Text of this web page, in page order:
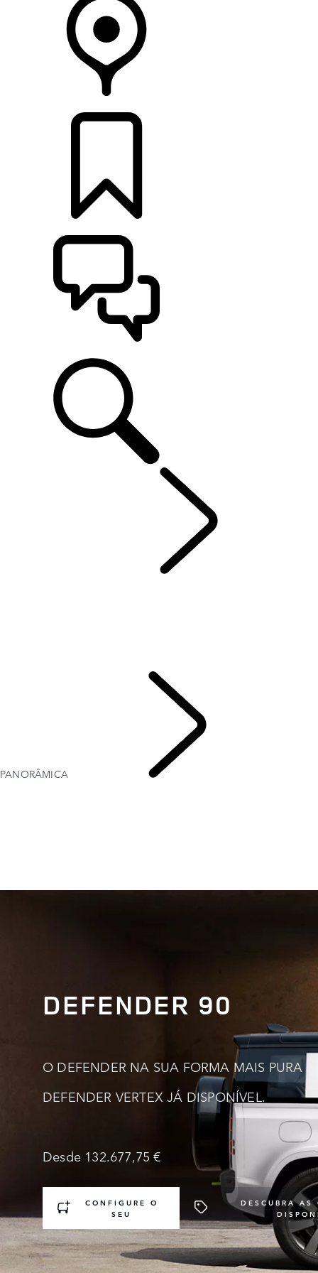
PANORÂMICA
DEFENDER 90
O DEFENDER NA SUA FORMA MAIS PURA
DEFENDER VERTEX JÁ DISPONÍVEL.
Desde 132.677,75 €
CONFIGURE O
SEU
DESCUBRA AS
0
1
2
3
0
1
2
3
4
0
1
0
1
2
0
1